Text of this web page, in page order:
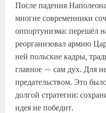
После падения
многие современники
оппортунизма: перешёл
реорганизовал армию
ней польские кадры,
главное — сам дух. Для
предательством. Это
долгой стратегии:
идея не победит.